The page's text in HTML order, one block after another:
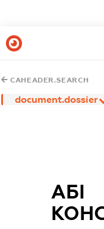
CAHEADER.SEARCH
document.dossier
АБІ